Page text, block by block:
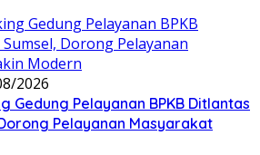
2026
Gedung Pelayanan BPKB Ditlantas
Pelayanan Masyarakat